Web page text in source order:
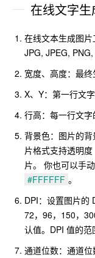
在线文字
在线文本生成图
JPG, JPEG, PNG,
宽度、高度：最终
X、Y：第一行文
行高：每一行文字
背景色：图片的
片格式支持透明
片。 你也可以手
#FFFFFF 。
DPI：设置图片的
72，96，150，
认值。DPI 值的范
通道位数：通道